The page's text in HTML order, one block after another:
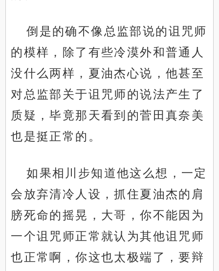
倒是的确不像总监部说的诅咒师
的模样，除了有些冷漠外和普通人
没什么两样，夏油杰心说，他甚至
对总监部关于诅咒师的说法产生了
质疑，毕竟那天看到的菅田真奈美
也是挺正常的。
如果相川步知道他这么想，一定
会放弃清冷人设，抓住夏油杰的肩
膀死命的摇晃，大哥，你不能因为
一个诅咒师正常就认为其他诅咒师
也正常啊，你这也太极端了，要辩